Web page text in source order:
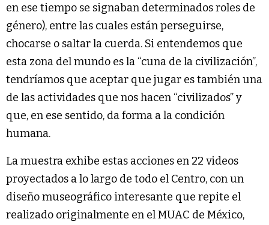
en ese tiempo se signaban determinados roles de
género), entre las cuales están perseguirse,
chocarse o saltar la cuerda. Si entendemos que
esta zona del mundo es la “cuna de la civilización”,
tendríamos que aceptar que jugar es también una
de las actividades que nos hacen “civilizados” y
que, en ese sentido, da forma a la condición
humana.
La muestra exhibe estas acciones en 22 videos
proyectados a lo largo de todo el Centro, con un
diseño museográfico interesante que repite el
realizado originalmente en el MUAC de México,